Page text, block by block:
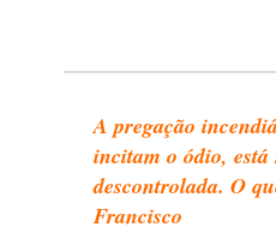
A pregação
incitam o ódio, está
descontrolada. O
Francisco